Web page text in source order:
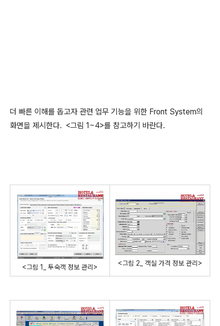
더 빠른 이해를 돕고자 관련 업무 기능을 위한 Front System의
화면을 제시한다. <그림 1~4>를 참고하기 바란다.
<그림 1_ 투숙객 정보 관리>
<그림 2_ 객실 가격 정보 관리>